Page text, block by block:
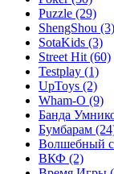
Puzzle (29)
ShengShou (3)
SotaKids (3)
Street Hit (60)
Testplay (1)
UpToys (2)
Wham-O (9)
Банда
Бумбарам
Волшебный
ВКФ (2)